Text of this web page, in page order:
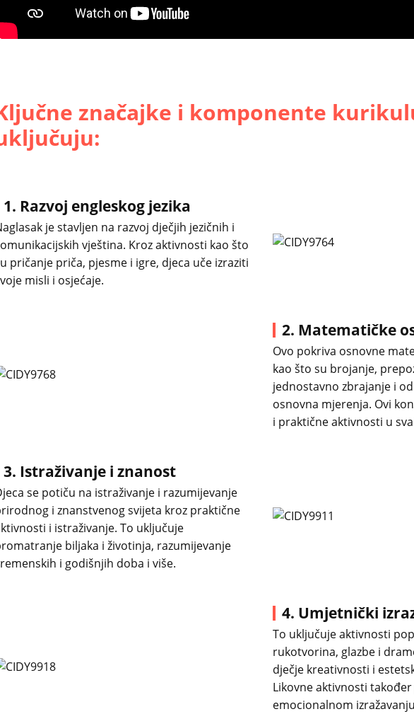
značajke i komponente
1. Razvoj engleskog jezika
je stavljen na razvoj dječjih jezičnih i
vještina. Kroz aktivnosti kao što
pričanje priča, pjesme i igre, djeca uče izraziti
misli i osjećaje.
2. Matematičke
Ovo pokriva osnovne
kao što su brojanje,
jednostavno zbrajanje i
osnovna mjerenja. Ovi
i praktične aktivnosti u
3. Istraživanje i znanost
se potiču na istraživanje i razumijevanje
i znanstvenog svijeta kroz praktične
i istraživanje. To uključuje
biljaka i životinja, razumijevanje
i godišnjih doba i više.
4. Umjetnički
To uključuje aktivnosti
rukotvorina, glazbe i
dječje kreativnosti i
Likovne aktivnosti
emocionalnom